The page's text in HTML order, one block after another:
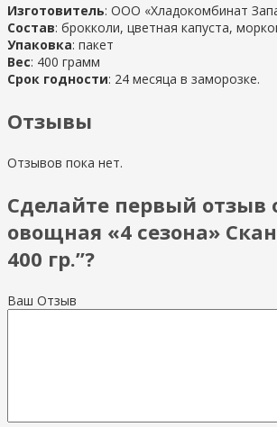
Изготовитель: ООО «Хладокомбинат
Состав: брокколи, цветная капуста,
Упаковка: пакет
Вес: 400 грамм
Срок годности: 24 месяца в заморозке.
Отзывы
Отзывов пока нет.
Сделайте первый отзыв
овощная «4 сезона»
400 гр.”?
Ваш Отзыв